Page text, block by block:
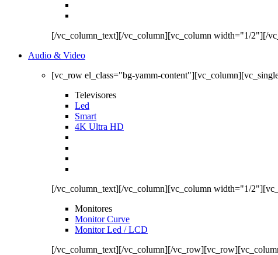
[/vc_column_text][/vc_column][vc_column width="1/2"][/
Audio & Video
[vc_row el_class="bg-yamm-
Televisores
Led
Smart
4K Ultra HD
[/vc_column_text][/vc_column][vc_column width="1/
Monitores
Monitor Curve
Monitor Led / LCD
[/vc_column_text][/vc_column][/